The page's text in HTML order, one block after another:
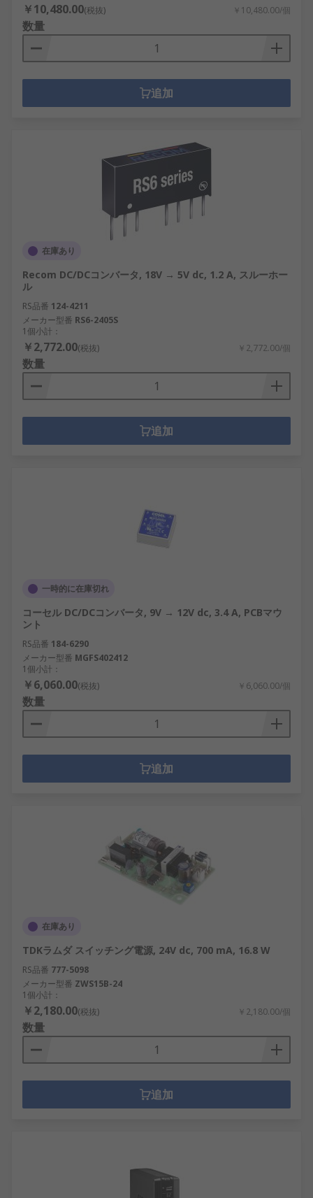
￥10,480.00(税抜) ￥10,480.00/個
数量
追加
在庫あり
Recom DC/DCコンバータ, 18V → 5V dc, 1.2 A, スルーホー
ル
RS品番 124-4211
メーカー型番 RS6-2405S
1個小計：
￥2,772.00(税抜) ￥2,772.00/個
数量
追加
一時的に在庫切れ
コーセル DC/DCコンバータ, 9V → 12V dc, 3.4 A, PCBマウ
ント
RS品番 184-6290
メーカー型番 MGFS402412
1個小計：
￥6,060.00(税抜) ￥6,060.00/個
数量
追加
在庫あり
TDKラムダ スイッチング電源, 24V dc, 700 mA, 16.8 W
RS品番 777-5098
メーカー型番 ZWS15B-24
1個小計：
￥2,180.00(税抜) ￥2,180.00/個
数量
追加